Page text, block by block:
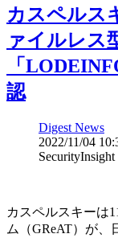
カスペルス
ァイルレス
「
認
Digest News
2022/11/04
SecurityInsight
カスペルスキーは
ム（GReAT）が